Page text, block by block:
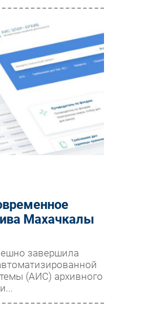
Махачкалы
завершила
(АИС) архивного